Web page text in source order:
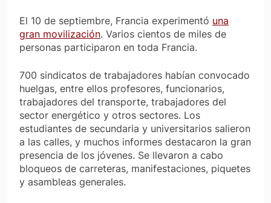
El 10 de septiembre, Francia experimentó una
gran movilización. Varios cientos de miles de
personas participaron en toda Francia.
700 sindicatos de trabajadores habían convocado
huelgas, entre ellos profesores, funcionarios,
trabajadores del transporte, trabajadores del
sector energético y otros sectores. Los
estudiantes de secundaria y universitarios salieron
a las calles, y muchos informes destacaron la gran
presencia de los jóvenes. Se llevaron a cabo
bloqueos de carreteras, manifestaciones, piquetes
y asambleas generales.